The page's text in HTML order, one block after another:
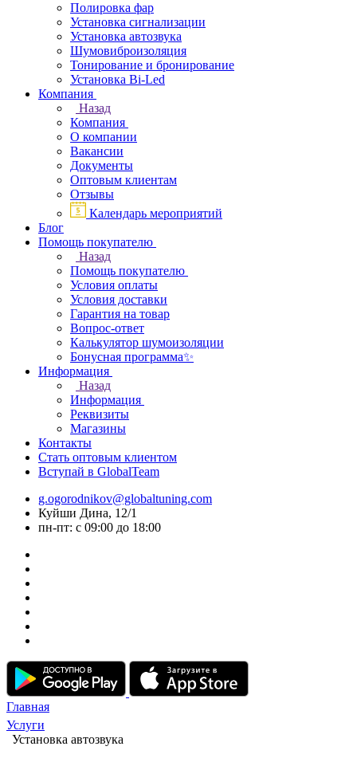
Полировка фар
Установка сигнализации
Установка автозвука
Шумовиброизоляция
Тонирование и бронирование
Установка Bi-Led
Компания
Назад
Компания
О компании
Вакансии
Документы
Оптовым клиентам
Отзывы
Календарь мероприятий
Блог
Помощь покупателю
Назад
Помощь покупателю
Условия оплаты
Условия доставки
Гарантия на товар
Вопрос-ответ
Калькулятор шумоизоляции
Бонусная программа✨
Информация
Назад
Информация
Реквизиты
Магазины
Контакты
Стать оптовым клиентом
Вступай в GlobalTeam
g.ogorodnikov@globaltuning.com
Куйши Дина, 12/1
пн-пт: с 09:00 до 18:00
Главная
Услуги
Установка автозвука